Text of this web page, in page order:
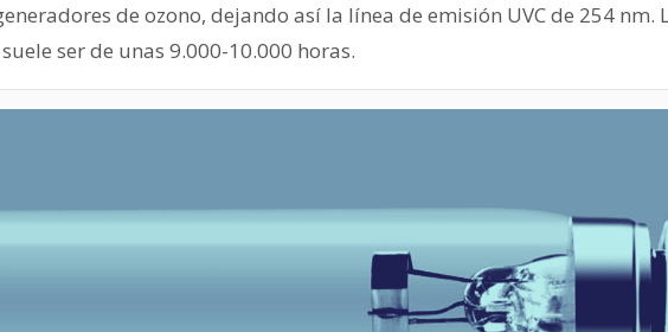
de ozono, dejando así la línea de emisión UVC de 254 nm.
ser de unas 9.000-10.000 horas.